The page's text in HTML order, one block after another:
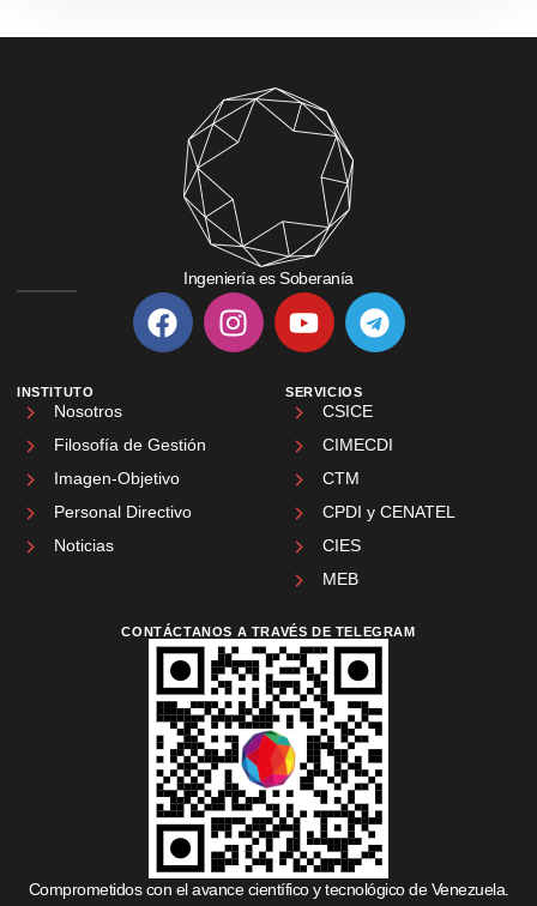
Ingeniería es Soberanía
INSTITUTO
Nosotros
Filosofía de Gestión
Imagen-Objetivo
Personal Directivo
Noticias
SERVICIOS
CSICE
CIMECDI
CTM
CPDI y CENATEL
CIES
MEB
CONTÁCTANOS A TRAVÉS DE TELEGRAM
Comprometidos con el avance científico y tecnológico de Venezuela.